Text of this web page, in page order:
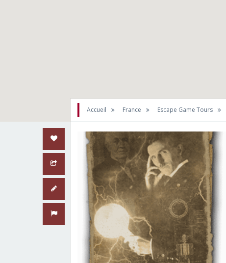
Accueil France Escape Game Tours